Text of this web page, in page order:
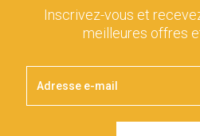
Inscrivez-vous et
meilleures offres